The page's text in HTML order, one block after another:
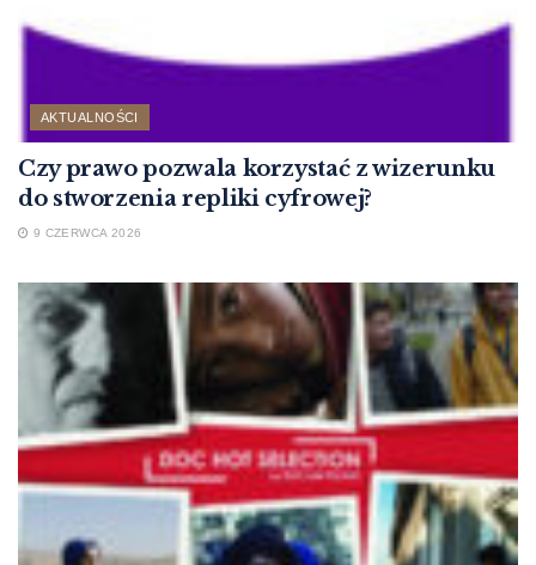
AKTUALNOŚCI
Czy prawo pozwala korzystać z wizerunku
do stworzenia repliki cyfrowej?
9 CZERWCA 2026